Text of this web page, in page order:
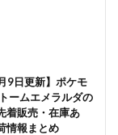
9日更新】ポケモ
ームエメラルダの
着販売・在庫あ
情報まとめ